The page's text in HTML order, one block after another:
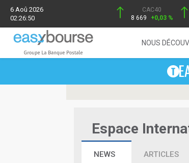
6 Aoû 2026
02:26:50
CAC40
8 669
+0,03 %
NOUS
Espace
NEWS ARTICLES